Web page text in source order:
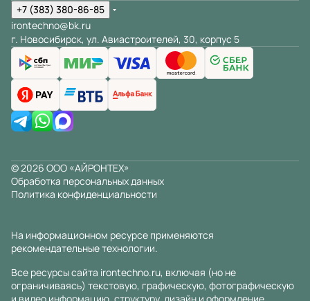
+7 (383) 380-86-85
irontechno@bk.ru
г. Новосибирск, ул. Авиастроителей, 30, корпус 5
© 2026 ООО «АЙРОНТЕХ»
Обработка персональных данных
Политика конфиденциальности
На информационном ресурсе применяются
рекомендательные технологии.
Все ресурсы сайта irontechno.ru, включая (но не
ограничиваясь) текстовую, графическую, фотографическую